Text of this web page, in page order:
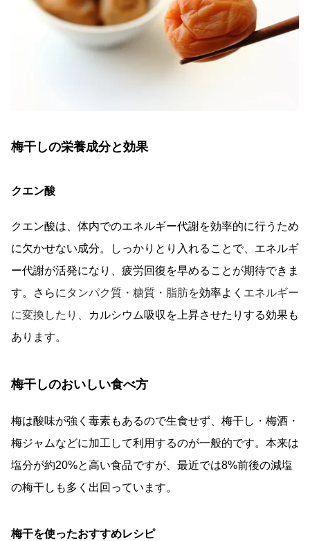
梅干しの栄養成分と効果
クエン酸
クエン酸は、体内でのエネルギー代謝を効率的に行うため
に欠かせない成分。しっかりとり入れることで、エネルギ
ー代謝が活発になり、疲労回復を早めることが期待できま
す。さらに タンパク質・糖質・脂肪を効率よく エネルギー
に変換したり、
カルシウム吸収を上昇させたりする効果も
あります。
梅干しのおいしい食べ方
梅は酸味が強く毒素もあるので生食せず、梅干し・梅酒・
梅ジャムなどに加工して利用するのが一般的です。本来は
塩分が約20%と高い食品ですが、最近では8%前後の減塩
の梅干しも多く出回っています。
梅干を使ったおすすめレシピ